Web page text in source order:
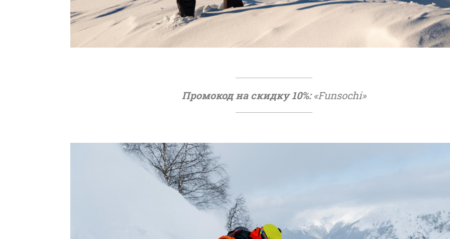
Промокод на скидку 10%:«Funsochi»